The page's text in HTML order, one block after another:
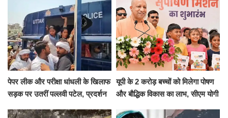
पेपर लीक और परीक्षा धांधली के खिलाफ
सड़क पर उतरीं पल्लवी पटेल, प्रदर्शन
यूपी के 2 करोड़ बच्चों को मिलेगा पोषण
और बौद्धिक विकास का लाभ, सीएम योगी